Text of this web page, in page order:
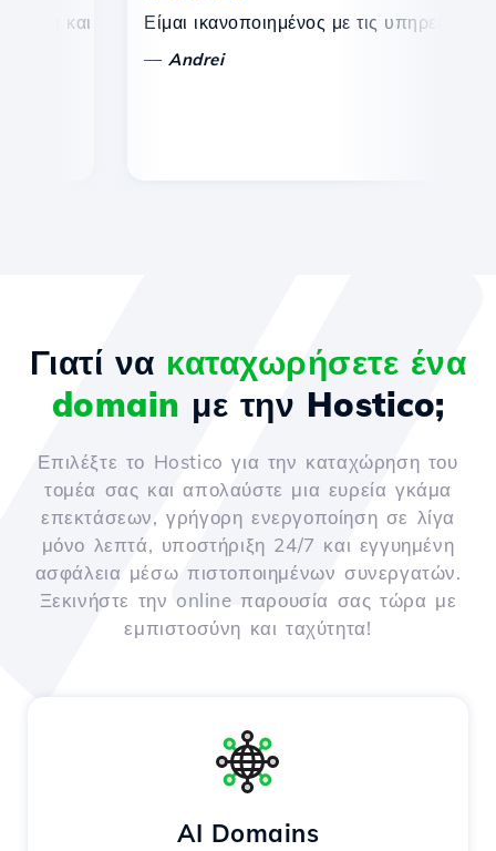
αποτελεσματική τεχνική υποστήριξη.
Είμαι ικανοποιημένος με τις υπηρεσίες
Andrei
Γιατί να καταχωρήσετε ένα
domain με την Hostico;
Επιλέξτε το Hostico για την καταχώρηση του
τομέα σας και απολαύστε μια ευρεία γκάμα
επεκτάσεων, γρήγορη ενεργοποίηση σε λίγα
μόνο λεπτά, υποστήριξη 24/7 και εγγυημένη
ασφάλεια μέσω πιστοποιημένων συνεργατών.
Ξεκινήστε την online παρουσία σας τώρα με
εμπιστοσύνη και ταχύτητα!
AI Domains